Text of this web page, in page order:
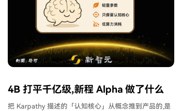
4B 打平千亿级,新程 Alpha 做了什么
把 Karpathy 描述的「认知核心」从概念推到产品的,是